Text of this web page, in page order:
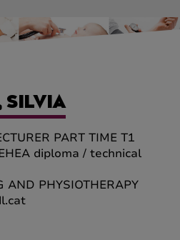
SILVIA
PART TIME T1
diploma / technical
AND PHYSIOTHERAPY